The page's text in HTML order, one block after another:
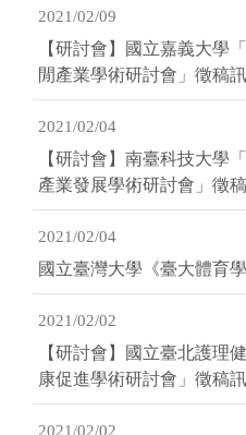
2021/02/09
【研討會】國立嘉義大學
閒產業學術研討會」徵稿
2021/02/04
【研討會】南臺科技大學
產業發展學術研討會」徵
2021/02/04
國立臺灣大學《臺大體育
2021/02/02
【研討會】國立臺北護理
康促進學術研討會」徵稿
2021/02/02